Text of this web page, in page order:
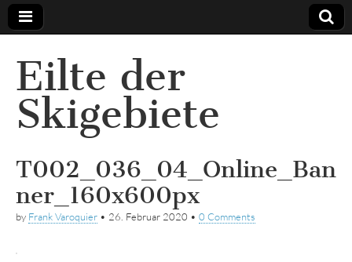
Eilte der
Skigebiete
T002_036_04_Online_Ban
ner_160x600px
by Frank Varoquier • 26. Februar 2020 • 0 Comments